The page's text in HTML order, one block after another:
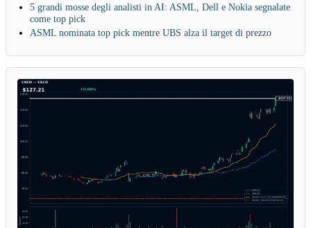
5 grandi mosse degli analisti in AI: ASML, Dell e Nokia segnalate
come top pick
ASML nominata top pick mentre UBS alza il target di prezzo